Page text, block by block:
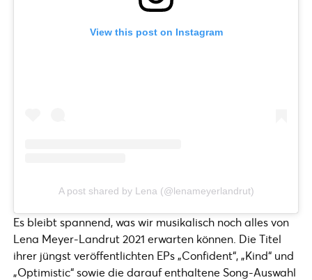
View this post on Instagram
A post shared by Lena (@lenameyerlandrut)
Es bleibt spannend, was wir musikalisch noch alles von
Lena Meyer-Landrut 2021 erwarten können. Die Titel
ihrer jüngst veröffentlichten EPs „Confident“, „Kind“ und
„Optimistic“ sowie die darauf enthaltene Song-Auswahl